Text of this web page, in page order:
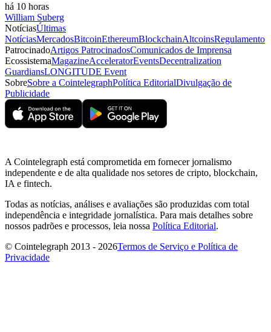
há 10 horas
William Suberg
NotíciasÚltimas
NotíciasMercadosBitcoinEthereumBlockchainAltcoinsRegulamento
PatrocinadoArtigos PatrocinadosComunicados de Imprensa
EcossistemaMagazineAcceleratorEventsDecentralization
GuardiansLONGITUDE Event
SobreSobre a CointelegraphPolítica EditorialDivulgação de
Publicidade
A Cointelegraph está comprometida em fornecer jornalismo
independente e de alta qualidade nos setores de cripto, blockchain,
IA e fintech.
Todas as notícias, análises e avaliações são produzidas com total
independência e integridade jornalística. Para mais detalhes sobre
nossos padrões e processos, leia nossa Política Editorial.
© Cointelegraph 2013 - 2026Termos de Serviço e Política de
Privacidade